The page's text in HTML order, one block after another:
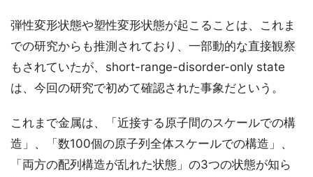
弾性変形状態や塑性変形状態が起こることは、これま
での研究からも推測されており、一部動的な直接観察
もされていたが、short-range-disorder-only state
は、今回の研究で初めて確認された事象だという。
これまで金属は、「近接する原子間のスケールでの構
造」、「数100個の原子列全体スケールでの構造」、
「両方の配列構造が乱れた状態」の3つの状態が知ら